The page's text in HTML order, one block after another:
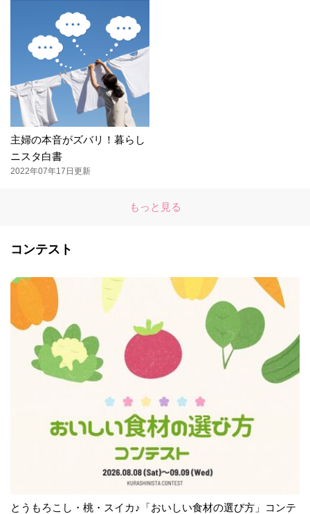
主婦の本音がズバリ！暮らし
ニスタ白書
2022年07年17日更新
もっと見る
コンテスト
とうもろこし・桃・スイカ♪「おいしい食材の選び方」コンテ